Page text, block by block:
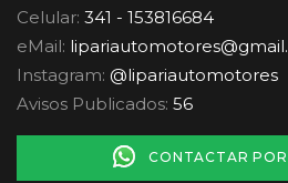
Celular: 341 - 153816684
eMail: lipariautomotores@
Instagram: @lipariautomotores
Avisos Publicados: 56
CONTACTAR